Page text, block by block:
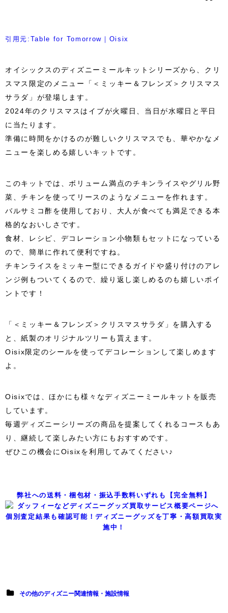
引用元:Table for Tomorrow｜Oisix
オイシックスのディズニーミールキットシリーズから、クリ
スマス限定のメニュー「＜ミッキー＆フレンズ＞クリスマス
サラダ」が登場します。
2024年のクリスマスはイブが火曜日、当日が水曜日と平日
に当たります。
準備に時間をかけるのが難しいクリスマスでも、華やかなメ
ニューを楽しめる嬉しいキットです。
このキットでは、ボリューム満点のチキンライスやグリル野
菜、チキンを使ってリースのようなメニューを作れます。
バルサミコ酢を使用しており、大人が食べても満足できる本
格的なおいしさです。
食材、レシピ、デコレーション小物類もセットになっている
ので、簡単に作れて便利ですね。
チキンライスをミッキー型にできるガイドや盛り付けのアレ
ンジ例もついてくるので、繰り返し楽しめるのも嬉しいポイ
ントです！
「＜ミッキー＆フレンズ＞クリスマスサラダ」を購入する
と、紙製のオリジナルツリーも貰えます。
Oisix限定のシールを使ってデコレーションして楽しめます
よ。
Oisixでは、ほかにも様々なディズニーミールキットを販売
しています。
毎週ディズニーシリーズの商品を提案してくれるコースもあ
り、継続して楽しみたい方にもおすすめです。
ぜひこの機会にOisixを利用してみてください♪
弊社への送料・梱包材・振込手数料いずれも【完全無料】
個別査定結果も確認可能！ディズニーグッズを丁寧・高額買取実
施中！
その他のディズニー関連情報・施設情報